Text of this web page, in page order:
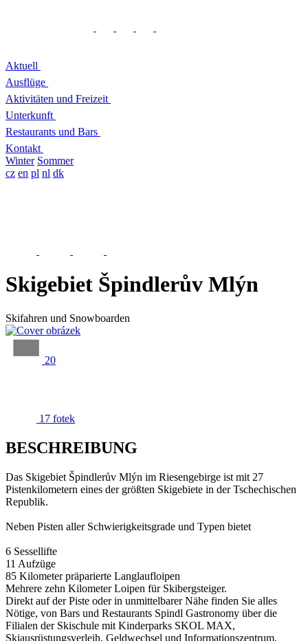
Aktuell
Ausflüge
Aktivitäten und Freizeit
Unterkunft
Restaurants und Bars
Kontakt
Winter Sommer
cz en pl nl dk
Skigebiet Špindlerův Mlýn
Skifahren und Snowboarden
20
17 fotek
BESCHREIBUNG
Das Skigebiet Špindlerův Mlýn im Riesengebirge ist mit 27
Pistenkilometern eines der größten Skigebiete in der Tschechischen
Republik.
Neben Pisten aller Schwierigkeitsgrade und Typen bietet
6 Sessellifte
11 Aufzüge
85 Kilometer präparierte Langlaufloipen
Mehrere zehn Kilometer Loipen für Skibergsteiger.
Direkt auf der Piste oder in unmittelbarer Nähe finden Sie alles
Nötige, von Bars und Restaurants Spindl Gastronomy über die
Filialen der Skischule mit Kinderparks SKOL MAX,
Skiausrüstungsverleih, Geldwechsel und Informationszentrum.